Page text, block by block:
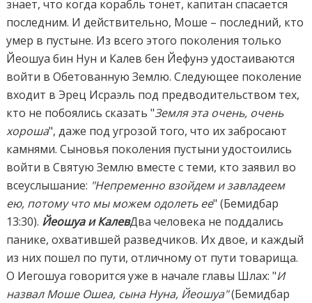
знает, что когда корабль тонет, капитан спасается
последним. И действительно, Моше – последний, кто
умер в пустыне. Из всего этого поколения только
Йеошуа бин Нун и Калев бен Йефунэ удостаиваются
войти в Обетованную Землю. Следующее поколение
входит в Эрец Исраэль под предводительством тех,
кто не побоялись сказать "Земля эта очень, очень
хороша", даже под угрозой того, что их забросают
камнями. Сыновья поколения пустыни удостоились
войти в Святую Землю вместе с теми, кто заявил во
всеуслышание: "Непременно взойдем и завладеем
ею, потому что мы можем одолеть ее" (Бемидбар
13:30). Йеошуа и КалевДва человека не поддались
панике, охватившей разведчиков. Их двое, и каждый
из них пошел по пути, отличному от пути товарища.
О Иегошуа говорится уже в начале главы Шлах: "И
назвал Моше Ошеа, сына Нуна, Йеошуа"(Бемидбар